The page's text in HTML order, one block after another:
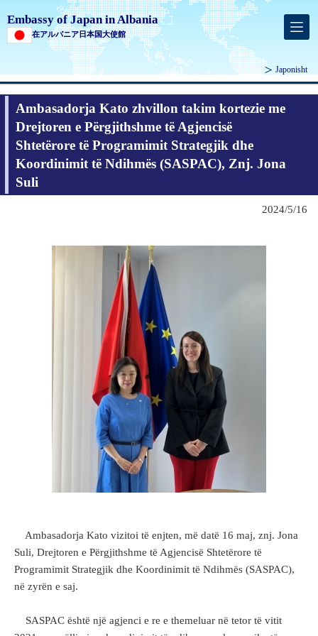
Embassy of Japan in Albania
在アルバニア日本国大使館
Japonisht
Ambasadorja Kato zhvillon takim kortezie me
Drejtoren e Përgjithshme të Agjencisë
Shtetërore të Programimit Strategjik dhe
Koordinimit të Ndihmës (SASPAC), Znj. Jona
Suli
2024/5/16
Ambasadorja Kato vizitoi të enjten, më datë 16 maj, znj. Jona
Suli, Drejtoren e Përgjithshme të Agjencisë Shtetërore të
Programimit Strategjik dhe Koordinimit të Ndihmës (SASPAC),
në zyrën e saj.
SASPAC është një agjenci e re e themeluar në tetor të vitit